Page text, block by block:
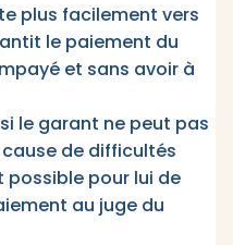
plus facilement vers
le paiement du
et sans avoir à
le garant ne peut pas
de difficultés
pour lui de
au juge du